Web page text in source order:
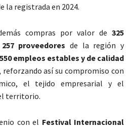
la registrada en 2024.
compras por valor de 325
257 proveedores de la región y
550 empleos estables y de calidad
reforzando así su compromiso con
el tejido empresarial y el
territorio.
con el Festival Internacional